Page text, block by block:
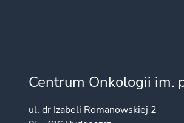
Centrum Onkologii im.
ul. dr Izabeli Romanowskiej 2